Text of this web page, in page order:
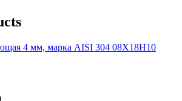
4 мм, марка AISI 304 08Х18Н10